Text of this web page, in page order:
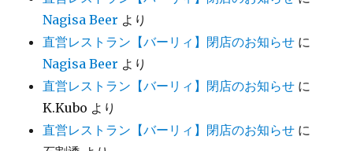
Nagisa Beer より
直営レストラン【バーリィ】閉店のお知らせ に
Nagisa Beer より
直営レストラン【バーリィ】閉店のお知らせ に
K.Kubo より
直営レストラン【バーリィ】閉店のお知らせ に